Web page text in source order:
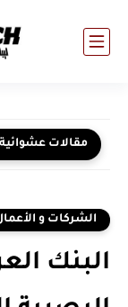
مقالات
الشركات و
البنك